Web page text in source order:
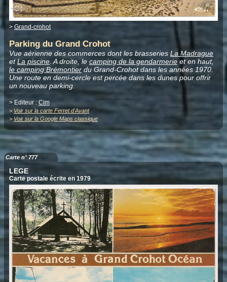
> Grand-crohot
Parking du Grand Crohot
Vue aérienne des commerces dont les brasseries La Madrague
etLa piscine . A droite, le camping de la gendarmerie et en haut,
le camping Brémontier du Grand-Crohot dans les années 1970.
Une route en demi-cercle est percée dans les dunes pour offrir
un nouveau parking.
> Editeur : Cim
> Voir sur la carte Ferret d'Avant
> Voir sur la Google Maps classique
Carte n° 777
LEGE
Carte postale écrite en 1979